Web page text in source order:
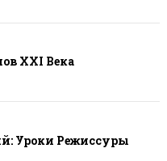
ХХI Века
Уроки Режиссуры